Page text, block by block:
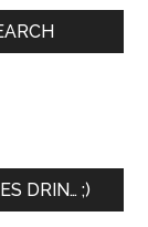
DRIN… ;)